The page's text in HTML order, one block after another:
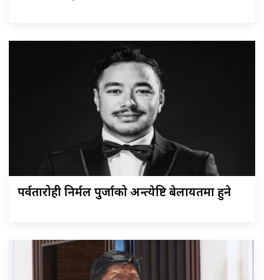
पर्वतारोही निर्मल पुर्जाको अन्त्येष्टि बेलायतमा हुने